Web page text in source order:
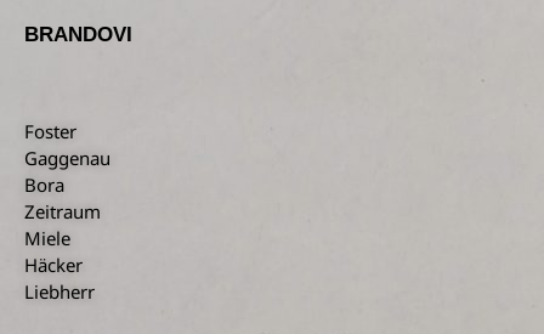
BRANDOVI
Foster
Gaggenau
Bora
Zeitraum
Miele
Häcker
Liebherr